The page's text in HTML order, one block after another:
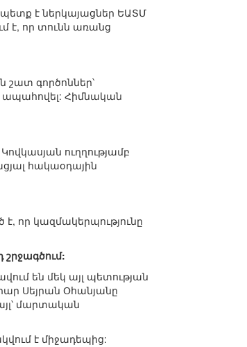
պետք է ներկայացներ ԵԱՏՄ
է, որ տունն առանց
շատ գործոններ՝
ապահովել: Հիմնական
ուղղությամբ
հակաօդային
որ կազմակերպությունը
շրջագծում:
են մեկ այլ պետության
Սեյրան Օհանյանը
մարտական
է միջադեպից: